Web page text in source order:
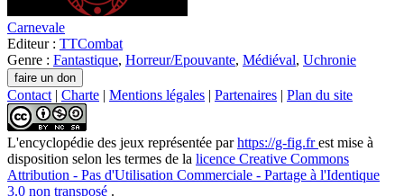
Carnevale
Editeur : TTCombat
Genre : Fantastique, Horreur/Epouvante, Médiéval, Uchronie
Contact | Charte | Mentions légales | Partenaires | Plan du site
L'encyclopédie des jeux représentée parhttps://g-fig.frest mise à
disposition selon les termes de la licence Creative Commons
Attribution - Pas d'Utilisation Commerciale - Partage à l'Identique
3.0 non transposé .